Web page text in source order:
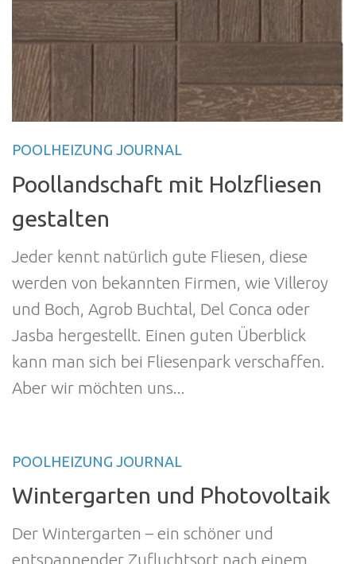
POOLHEIZUNG JOURNAL
Poollandschaft mit Holzfliesen
gestalten
Jeder kennt natürlich gute Fliesen, diese
werden von bekannten Firmen, wie Villeroy
und Boch, Agrob Buchtal, Del Conca oder
Jasba hergestellt. Einen guten Überblick
kann man sich bei Fliesenpark verschaffen.
Aber wir möchten uns...
POOLHEIZUNG JOURNAL
Wintergarten und Photovoltaik
Der Wintergarten – ein schöner und
entspannender Zufluchtsort nach einem